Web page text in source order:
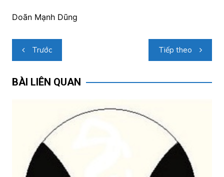
Doãn Mạnh Dũng
Điều
hướng
bài
Trước Tiếp theo
BÀI LIÊN QUAN